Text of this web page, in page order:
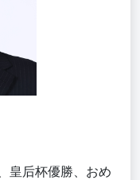
皇后杯優勝、おめ